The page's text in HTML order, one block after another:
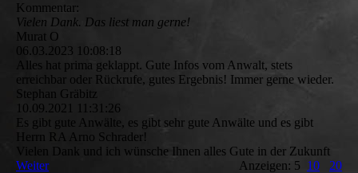
Kommentar:
Vielen Dank. Das liest man gerne!
Murat O
06.03.2023 10:08:18
Alles hat prima geklappt. Gute Infos vom Anwalt, stets
erreichbar oder Rückrufe, gutes Ergebnis! Immer gerne wieder.
Stephan Gräbitz
10.09.2021
11:31:26
Es gibt gute Anwälte, es gibt sehr gute Anwälte und es gibt
Herrn RA Arno Schrader!
Vielen Dank und ich wünsche Ihnen alles Gute in der Zukunft
Weiter
Anzeigen: 5 10 20